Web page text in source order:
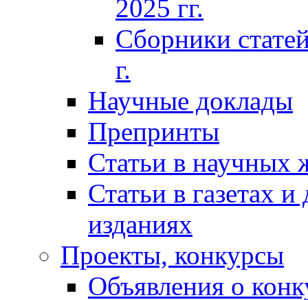
2025 гг.
Сборники
г.
Научные доклады
Препринты
Статьи в научных
Статьи в газетах
изданиях
Проекты, конкурсы
Объявления о